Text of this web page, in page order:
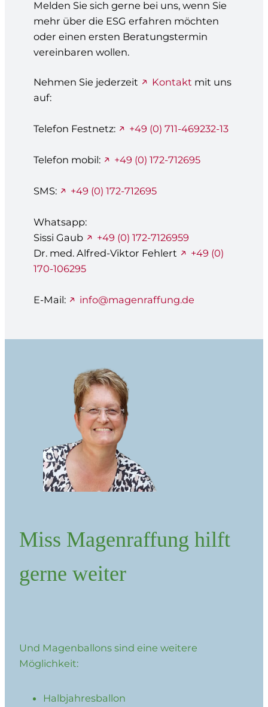
Melden Sie sich gerne bei uns, wenn Sie
mehr über die ESG erfahren möchten
oder einen ersten Beratungstermin
vereinbaren wollen.
Nehmen Sie jederzeit Kontakt mit uns
auf:
Telefon Festnetz: +49 (0) 711-469232-13
Telefon mobil: +49 (0) 172-712695
SMS: +49 (0) 172-712695
Whatsapp:
Sissi Gaub
+49 (0) 172-7126959
Dr. med. Alfred-Viktor Fehlert
+49 (0)
170-106295
E-Mail: info@magenraffung.de
Miss Magenraffung hilft
gerne weiter
Und Magenballons sind eine weitere
Möglichkeit:
Halbjahresballon